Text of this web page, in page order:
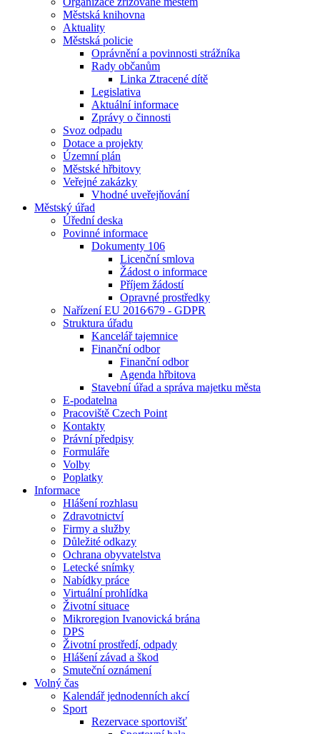
Městská knihovna
Aktuality
Městská policie
Oprávnění a povinnosti strážníka
Rady občanům
Linka Ztracené dítě
Legislativa
Aktuální informace
Zprávy o činnosti
Svoz odpadu
Dotace a projekty
Územní plán
Městské hřbitovy
Veřejné zakázky
Vhodné uveřejňování
Městský úřad
Úřední deska
Povinné informace
Dokumenty 106
Licenční smlova
Žádost o informace
Příjem žádostí
Opravné prostředky
Nařízení EU 2016⁄679 - GDPR
Struktura úřadu
Kancelář tajemnice
Finanční odbor
Finanční odbor
Agenda hřbitova
Stavební úřad a správa majetku města
E-podatelna
Pracoviště Czech Point
Kontakty
Právní předpisy
Formuláře
Volby
Poplatky
Informace
Hlášení rozhlasu
Zdravotnictví
Firmy a služby
Důležité odkazy
Ochrana obyvatelstva
Letecké snímky
Nabídky práce
Virtuální prohlídka
Životní situace
Mikroregion Ivanovická brána
DPS
Životní prostředí, odpady
Hlášení závad a škod
Smuteční oznámení
Volný čas
Kalendář jednodenních akcí
Sport
Rezervace sportovišť